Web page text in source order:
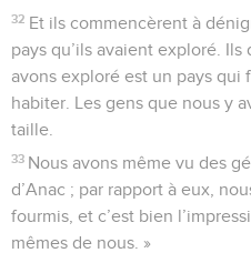
32 Et ils commencèrent à
pays qu’ils avaient exploré.
avons exploré est un pays
habiter. Les gens que nous y
taille.
33 Nous avons même vu des
d’Anac ; par rapport à eux,
fourmis, et c’est bien
mêmes de nous. »